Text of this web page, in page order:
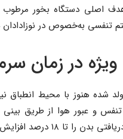
هدف اصلی دستگاه بخور
تنفسی به‌خصوص در نوزادادان
در زمان
شده هنوز با محیط
و عبور هوا از طریق
۱۸ درصد افزایش می دهد.